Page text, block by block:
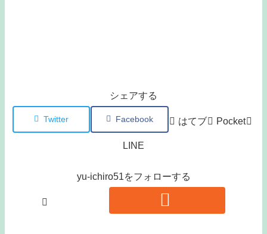
シェアする
Twitter Facebook はてブ Pocket
LINE
yu-ichiro51をフォローする